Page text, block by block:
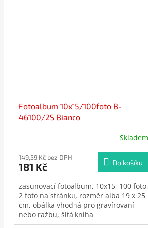
Fotoalbum 10x15/100foto B-
46100/2S Bianco
Skladem
149,59 Kč bez DPH
181 Kč Do košíku
zasunovací fotoalbum, 10x15, 100 foto,
2 foto na stránku, rozměr alba 19 x 25
cm, obálka vhodná pro gravírovaní
nebo ražbu, šitá kniha